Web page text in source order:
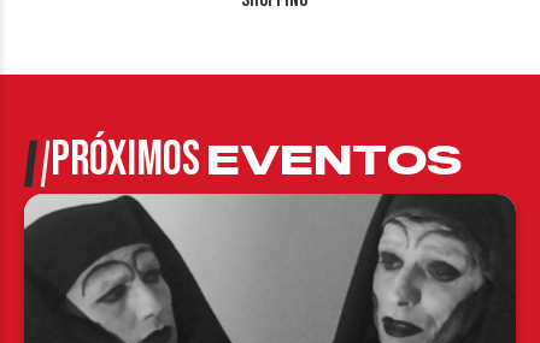
PRÓXIMOSEVENTOS